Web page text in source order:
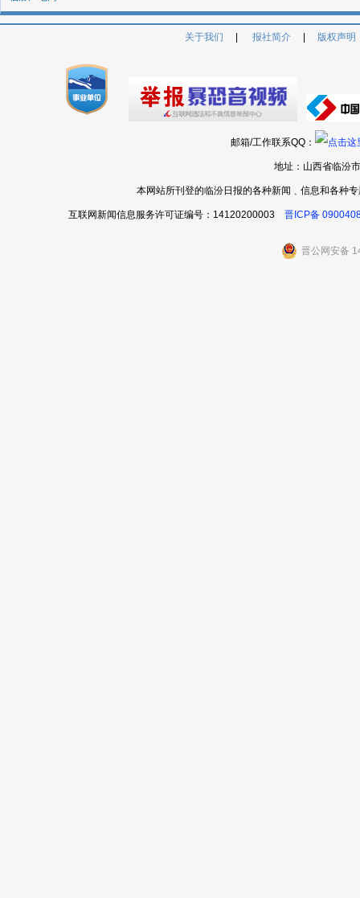
关于我们 报社简介 版权声明
邮箱/工作联系QQ：
地址：山西省临汾
本网站所刊登的临汾日报的各种新闻﹑信息和各种
互联网新闻信息服务许可证编号：14120200003 晋ICP备
晋公网安备